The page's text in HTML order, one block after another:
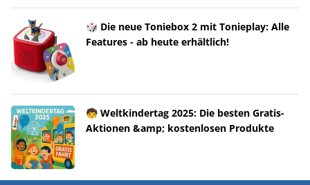
🎲 Die neue Toniebox 2 mit Tonieplay: Alle
Features - ab heute erhältlich!
🧒 Weltkindertag 2025: Die besten Gratis-
Aktionen &amp; kostenlosen Produkte